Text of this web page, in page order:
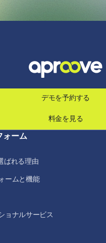
デモを予約する
料金を見る
ォーム
ばれる理由
ームと機能
ョナルサービス